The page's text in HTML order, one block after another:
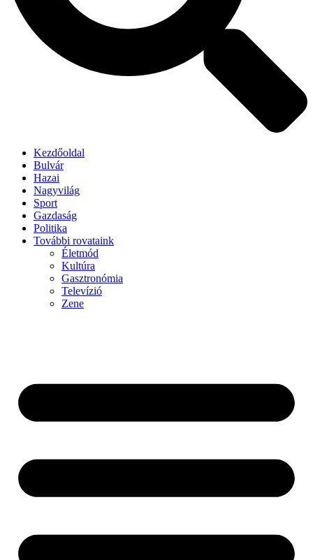
Kezdőoldal
Bulvár
Hazai
Nagyvilág
Sport
Gazdaság
Politika
További rovataink
Életmód
Kultúra
Gasztronómia
Televízió
Zene